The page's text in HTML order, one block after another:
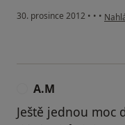
30. prosince 2012 • • •
A.M
Ještě jednou moc